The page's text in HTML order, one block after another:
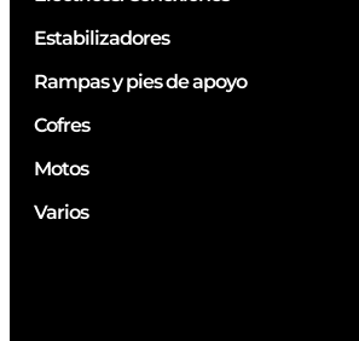
Estabilizadores
Rampas y pies de apoyo
Cofres
Motos
Varios